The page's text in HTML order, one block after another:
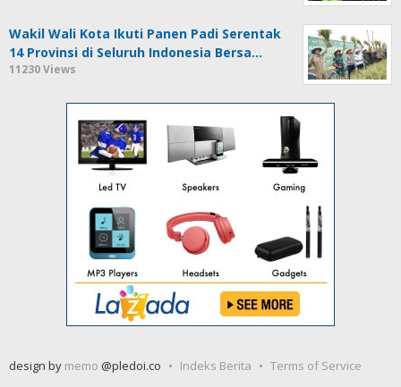
Wakil Wali Kota Ikuti Panen Padi Serentak
14 Provinsi di Seluruh Indonesia Bersa…
11230 Views
design by memo @pledoi.co Indeks Berita Terms of Service